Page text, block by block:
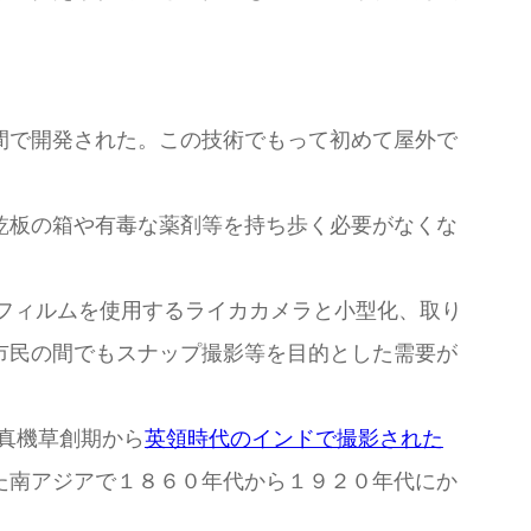
開発された。この技術でもって初めて屋外で
の箱や有毒な薬剤等を持ち歩く必要がなくな
ルムを使用するライカカメラと小型化、取り
の間でもスナップ撮影等を目的とした需要が
機草創期から英領時代のインドで撮影された
アジアで１８６０年代から１９２０年代にか